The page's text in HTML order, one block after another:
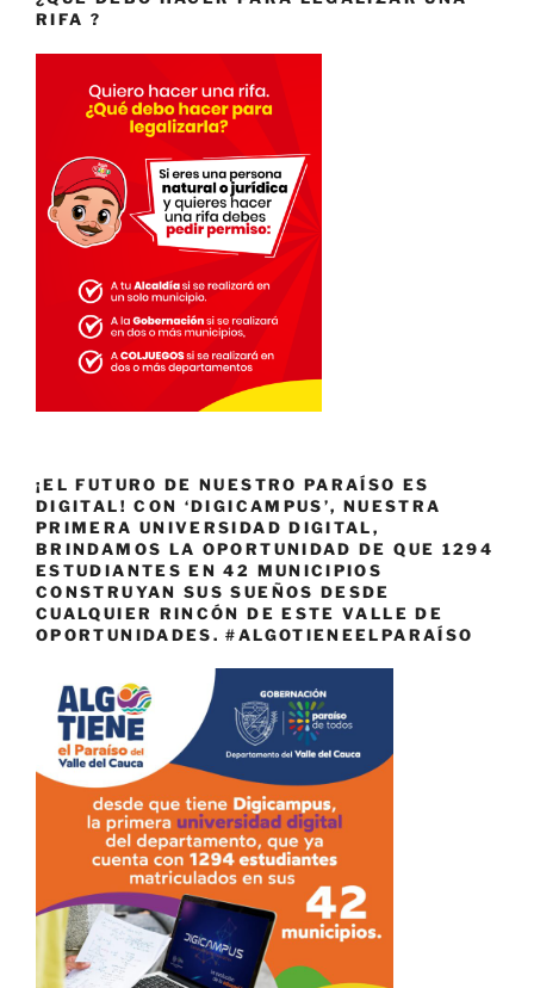
RIFA ?
¡EL FUTURO DE NUESTRO PARAÍSO ES
DIGITAL! CON ‘DIGICAMPUS’, NUESTRA
PRIMERA UNIVERSIDAD DIGITAL,
BRINDAMOS LA OPORTUNIDAD DE QUE 1294
ESTUDIANTES EN 42 MUNICIPIOS
CONSTRUYAN SUS SUEÑOS DESDE
CUALQUIER RINCÓN DE ESTE VALLE DE
OPORTUNIDADES. #ALGOTIENEELPARAÍSO